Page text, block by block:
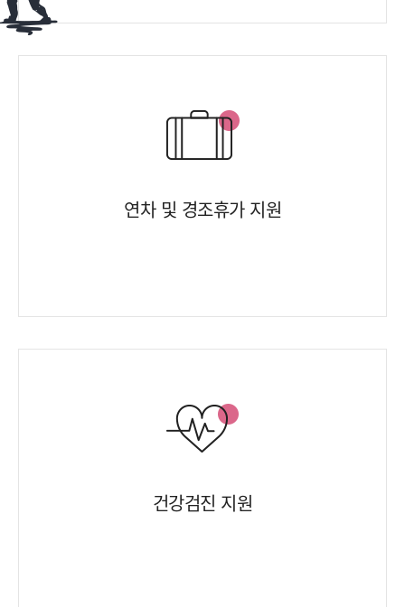
연차 및 경조휴가 지원
건강검진 지원